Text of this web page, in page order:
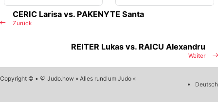
Zurück
CERIC Larisa vs. PAKENYTE Santa
Weiter
REITER Lukas vs. RAICU Alexandru
Copyright © • 🥋 Judo.how » Alles rund um Judo «
Deutsch